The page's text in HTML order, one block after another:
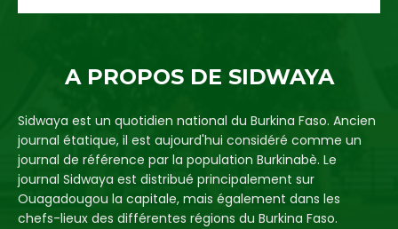
A PROPOS DE SIDWAYA
Sidwaya est un quotidien national du Burkina Faso. Ancien
journal étatique, il est aujourd'hui considéré comme un
journal de référence par la population Burkinabè. Le
journal Sidwaya est distribué principalement sur
Ouagadougou la capitale, mais également dans les
chefs-lieux des différentes régions du Burkina Faso.